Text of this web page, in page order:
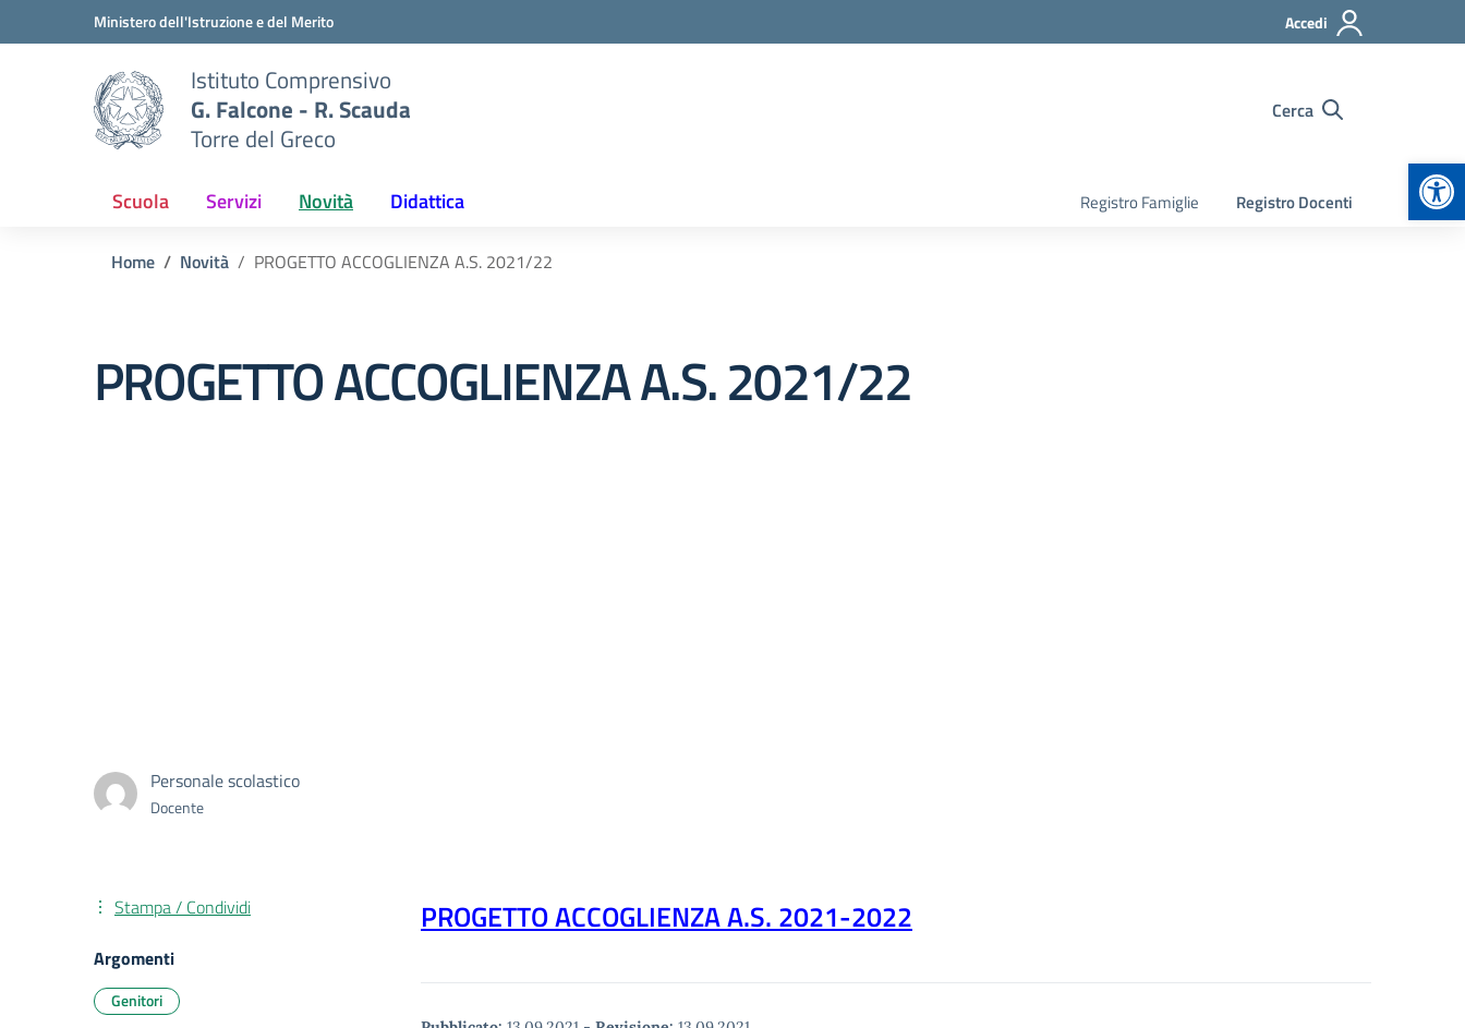
Vai ai contenuti
Vai al menu di navigazioneMinistero dell'Istruzione e del Merito Accedi
Istituto Comprensivo
G. Falcone - R. Scauda
Torre del Greco
Cerca
Scuola Servizi Novità Didattica Registro Famiglie Registro Docenti
Home Novità PROGETTO ACCOGLIENZA A.S. 2021/22
PROGETTO ACCOGLIENZA A.S. 2021/22
Personale scolastico
Docente
PROGETTO ACCOGLIENZA A.S. 2021-2022
Stampa / Condividi
Argomenti
Genitori